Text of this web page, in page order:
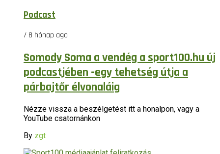
Podcast
/ 8 hónap ago
Somody Soma a vendég a sport100.hu új
podcastjében -egy tehetség útja a
párbajtőr élvonaláig
Nézze vissza a beszélgetést itt a honalpon, vagy a
YouTube csatornánkon
By zgt